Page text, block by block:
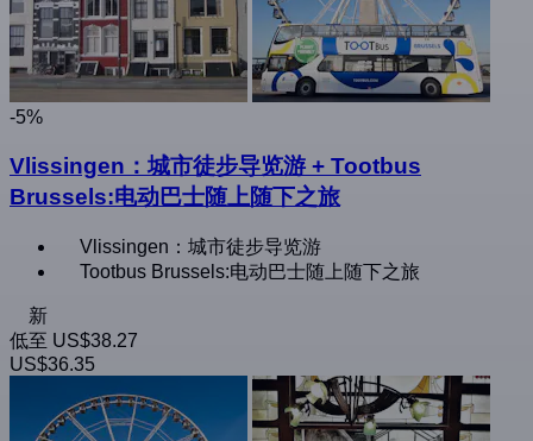
-5%
Vlissingen：城市徒步导览游 + Tootbus
Brussels:电动巴士随上随下之旅
Vlissingen：城市徒步导览游
Tootbus Brussels:电动巴士随上随下之旅
新
低至 US$38.27
US$36.35